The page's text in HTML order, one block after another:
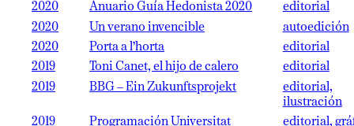
2020
Anuario Guía Hedonista 2020
editorial
2020
Un verano invencible
autoedición
2020
Porta a l’horta
editorial
2019
Toni Canet, el hijo de calero
editorial
2019
BBG – Ein Zukunftsprojekt
editorial,
ilustración
2019
Programación Universitat
editorial,